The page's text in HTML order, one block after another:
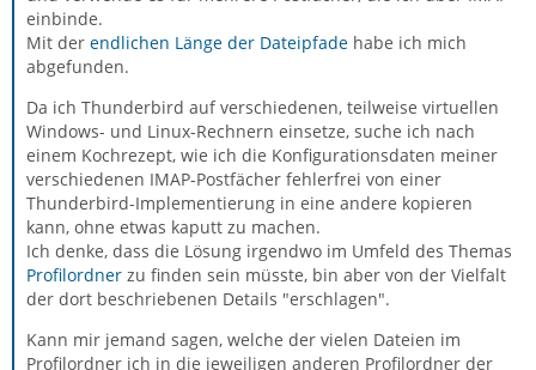
einbinde.
Mit der endlichen Länge der Dateipfade habe ich mich
abgefunden.
Da ich Thunderbird auf verschiedenen, teilweise virtuellen
Windows- und Linux-Rechnern einsetze, suche ich nach
einem Kochrezept, wie ich die Konfigurationsdaten meiner
verschiedenen IMAP-Postfächer fehlerfrei von einer
Thunderbird-Implementierung in eine andere kopieren
kann, ohne etwas kaputt zu machen.
Ich denke, dass die Lösung irgendwo im Umfeld des Themas
Profilordner zu finden sein müsste, bin aber von der Vielfalt
der dort beschriebenen Details "erschlagen".
Kann mir jemand sagen, welche der vielen Dateien im
Profilordner ich in die jeweiligen anderen Profilordner der